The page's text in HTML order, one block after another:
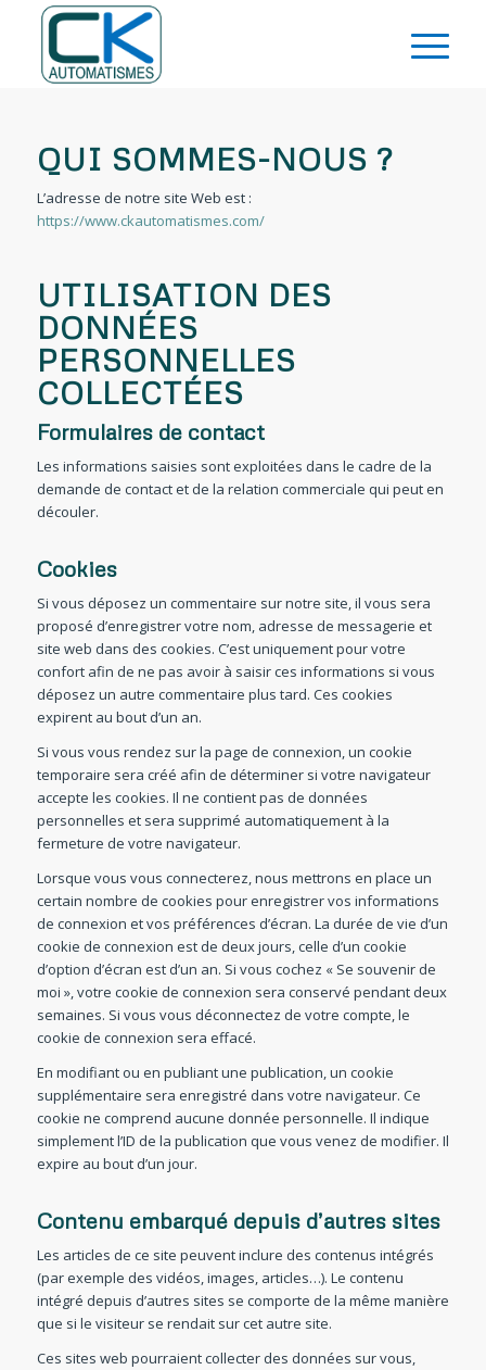
QUI SOMMES-NOUS ?
L’adresse de notre site Web est :
https://www.ckautomatismes.com/
UTILISATION DES
DONNÉES
PERSONNELLES
COLLECTÉES
Formulaires de contact
Les informations saisies sont exploitées dans le cadre de la
demande de contact et de la relation commerciale qui peut en
découler.
Cookies
Si vous déposez un commentaire sur notre site, il vous sera
proposé d’enregistrer votre nom, adresse de messagerie et
site web dans des cookies. C’est uniquement pour votre
confort afin de ne pas avoir à saisir ces informations si vous
déposez un autre commentaire plus tard. Ces cookies
expirent au bout d’un an.
Si vous vous rendez sur la page de connexion, un cookie
temporaire sera créé afin de déterminer si votre navigateur
accepte les cookies. Il ne contient pas de données
personnelles et sera supprimé automatiquement à la
fermeture de votre navigateur.
Lorsque vous vous connecterez, nous mettrons en place un
certain nombre de cookies pour enregistrer vos informations
de connexion et vos préférences d’écran. La durée de vie d’un
cookie de connexion est de deux jours, celle d’un cookie
d’option d’écran est d’un an. Si vous cochez « Se souvenir de
moi », votre cookie de connexion sera conservé pendant deux
semaines. Si vous vous déconnectez de votre compte, le
cookie de connexion sera effacé.
En modifiant ou en publiant une publication, un cookie
supplémentaire sera enregistré dans votre navigateur. Ce
cookie ne comprend aucune donnée personnelle. Il indique
simplement l’ID de la publication que vous venez de modifier. Il
expire au bout d’un jour.
Contenu embarqué depuis d’autres sites
Les articles de ce site peuvent inclure des contenus intégrés
(par exemple des vidéos, images, articles…). Le contenu
intégré depuis d’autres sites se comporte de la même manière
que si le visiteur se rendait sur cet autre site.
Ces sites web pourraient collecter des données sur vous,